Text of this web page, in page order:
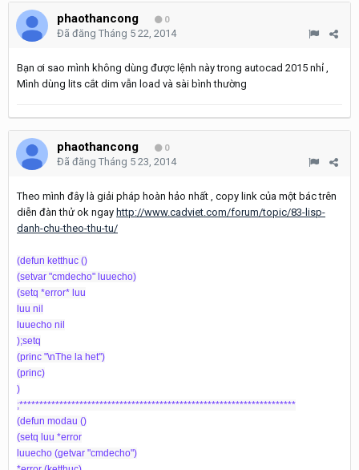
phaothancong 0
Đã đăng Tháng 5 22, 2014
Bạn ơi sao mình không dùng được lệnh này trong autocad 2015 nhỉ ,
Mình dùng lits cắt dim vẫn load và sài bình thường
phaothancong 0
Đã đăng Tháng 5 23, 2014
Theo mình đây là giải pháp hoàn hảo nhất , copy link của một bác trên
diễn đàn thử ok ngay http://www.cadviet.com/forum/topic/83-lisp-
danh-chu-theo-thu-tu/
(defun ketthuc ()
(setvar "cmdecho" luuecho)
(setq *error* luu
luu nil
luuecho nil
);setq
(princ "\nThe la het")
(princ)
)
;*********************************************************************
(defun modau ()
(setq luu *error
luuecho (getvar "cmdecho")